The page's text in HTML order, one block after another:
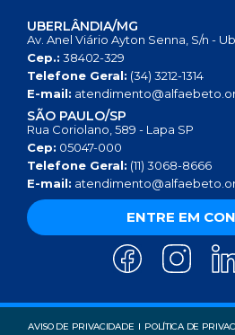
UBERLÂNDIA/MG
Av. Anel Viário Ayton Senna, S/n -
Cep.: 38402-329
Telefone Geral: (34) 3212-1314
E-mail:
SÃO PAULO/SP
Rua Coriolano, 589 - Lapa SP
Cep: 05047-000
Telefone Geral: (11) 3068-8666
E-mail:
ENTRE EM
AVISO DE PRIVACIDADE POLÍTICA DE